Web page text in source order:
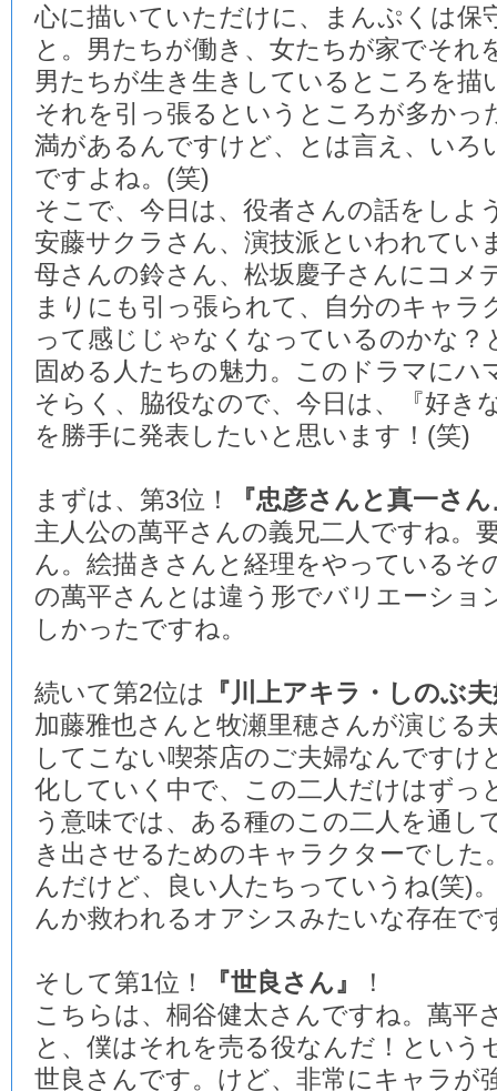
心に描いていただけに、まんぷくは保
と。男たちが働き、女たちが家でそれ
男たちが生き生きしているところを描
それを引っ張るというところが多かっ
満があるんですけど、とは言え、いろ
ですよね。(笑)
そこで、今日は、役者さんの話をしよ
安藤サクラさん、演技派といわれてい
母さんの鈴さん、松坂慶子さんにコメ
まりにも引っ張られて、自分のキャラ
って感じじゃなくなっているのかな？
固める人たちの魅力。このドラマにハ
そらく、脇役なので、今日は、『好き
を勝手に発表したいと思います！(笑)
まずは、第3位！
『忠彦さんと真一さ
主人公の萬平さんの義兄二人ですね。
ん。絵描きさんと経理をやっているそ
の萬平さんとは違う形でバリエーショ
しかったですね。
続いて第2位は
『川上アキラ・しのぶ
加藤雅也さんと牧瀬里穂さんが演じる
してこない喫茶店のご夫婦なんですけ
化していく中で、この二人だけはずっ
う意味では、ある種のこの二人を通し
き出させるためのキャラクターでした
んだけど、良い人たちっていうね(笑)
んか救われるオアシスみたいな存在で
そして第1位！ 『世良さん』
！
こちらは、桐谷健太さんですね。萬平
と、僕はそれを売る役なんだ！という
世良さんです。けど、非常にキャラが